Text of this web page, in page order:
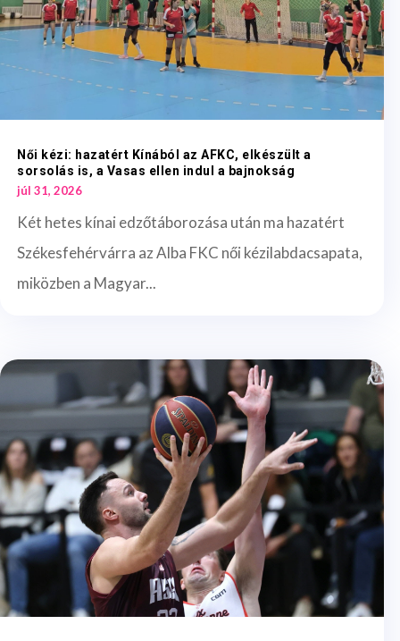
Női kézi: hazatért Kínából az AFKC, elkészült a
sorsolás is, a Vasas ellen indul a bajnokság
júl 31, 2026
Két hetes kínai edzőtáborozása után ma hazatért
Székesfehérvárra az Alba FKC női kézilabdacsapata,
miközben a Magyar...